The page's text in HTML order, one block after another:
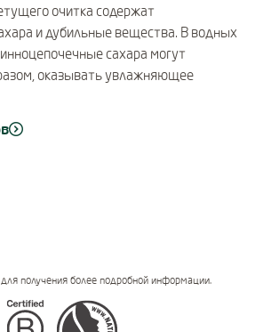
очитка содержат
и дубильные вещества. В водных
сахара могут
оказывать увлажняющее
получения более подробной информации.